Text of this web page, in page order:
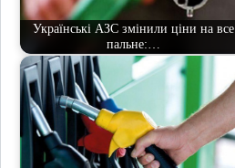
Українські АЗС змінили ціни на все
пальне:…